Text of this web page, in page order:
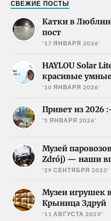
СВЕЖИЕ ПОСТЫ
Катки в
пост
'17 ЯНВАРЯ 2026'
HAYLOU Solar
красивые
'10 ЯНВАРЯ 2026'
Привет из 2026
'5 ЯНВАРЯ 2026'
Музей
Zdrój) — наши
'29 СЕНТЯБРЯ 2023'
Музеи игрушек
Крыница Здруй
'11 АВГУСТА 2023'